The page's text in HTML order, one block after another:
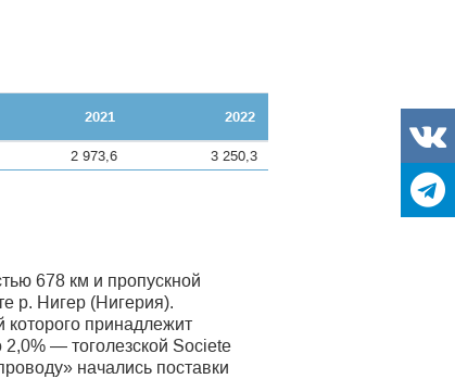
2021 2022
2 973,6 3 250,3
678 км и пропускной
р. Нигер (Нигерия).
принадлежит
— тоголезской Societe
начались поставки